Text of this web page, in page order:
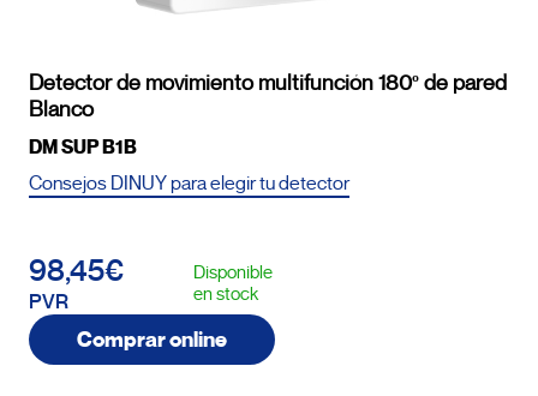
Detector de movimiento multifunción 180º de pared
Blanco
DM SUP B1B
Consejos DINUY para elegir tu detector
98,45€
PVR
Disponible
en stock
Comprar online